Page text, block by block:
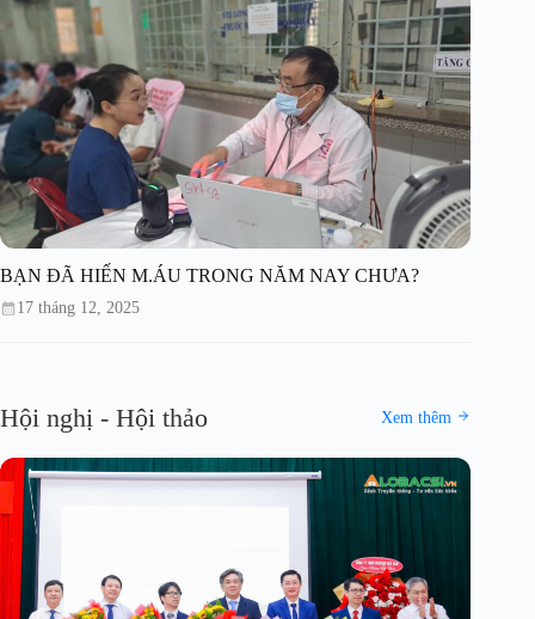
BẠN ĐÃ HIẾN M.ÁU TRONG NĂM NAY CHƯA?
17 tháng 12, 2025
Hội nghị - Hội thảo Xem thêm